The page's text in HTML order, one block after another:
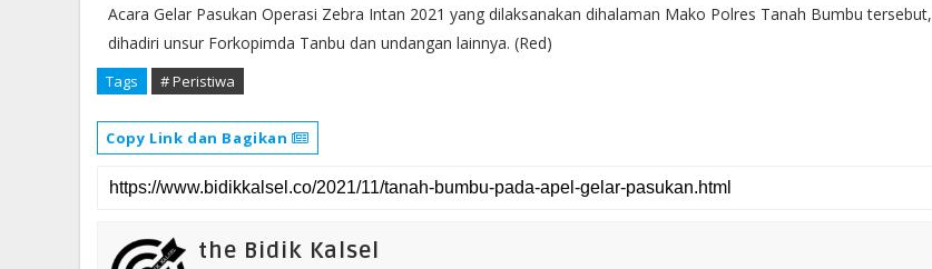
Acara Gelar Pasukan Operasi Zebra Intan 2021 yang dilaksanakan dihalaman Mako Polres Tanah Bumbu tersebut,
dihadiri unsur Forkopimda Tanbu dan undangan lainnya. (Red)
Tags # Peristiwa
Copy Link dan Bagikan
the Bidik Kalsel